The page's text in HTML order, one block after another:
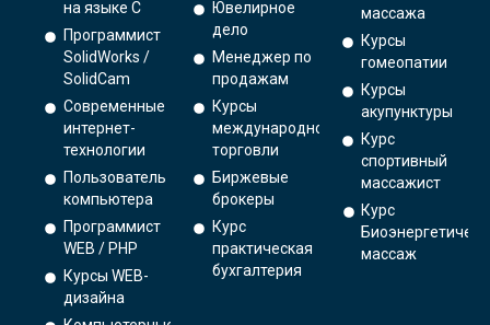
на языке С
Программист
SolidWorks /
SolidCam
Современные
интернет-
технологии
Пользователь
компьютера
Программист
WEB / PHP
Курсы WEB-
дизайна
Ювелирное
дело
Менеджер по
продажам
Курсы
международной
торговли
Биржевые
брокеры
Курс
практическая
бухгалтерия
массажа
Курсы
гомеопатии
Курсы
акупунктуры
Курс
спортивный
массажист
Курс
массаж